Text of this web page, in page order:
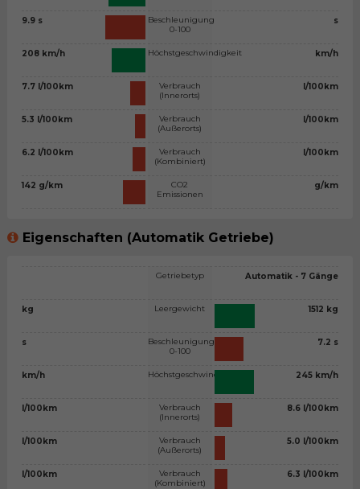
9.9 s
208 km/h
7.7 l/100km
5.3 l/100km
6.2 l/100km
142 g/km
Beschleunigung
0-100
Höchstgeschwindigkeit
Verbrauch
(Innerorts)
Verbrauch
(Außerorts)
Verbrauch
(Kombiniert)
CO2
Emissionen
s
km/h
l/100km
l/100km
l/100km
g/km
Eigenschaften (Automatik Getriebe)
kg
s
km/h
l/100km
l/100km
l/100km
Getriebetyp
Leergewicht
Beschleunigung
0-100
Höchstgeschwindigkeit
Verbrauch
(Innerorts)
Verbrauch
(Außerorts)
Verbrauch
(Kombiniert)
Automatik - 7 Gänge
1512 kg
7.2 s
245 km/h
8.6 l/100km
5.0 l/100km
6.3 l/100km